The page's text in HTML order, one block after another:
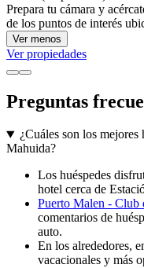
Prepara tu cámara y
de los puntos de interés
Ver menos
Ver propiedades
Preguntas
¿Cuáles son los mejores
Mahuida?
Los huéspedes
hotel cerca de
Puerto Malen - Club
comentarios de
auto.
En los alrededores,
vacacionales y más